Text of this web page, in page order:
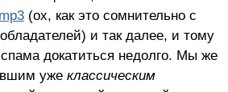
(ох, как это сомнительно с
и так далее, и тому
докатиться недолго. Мы же
уже классическим